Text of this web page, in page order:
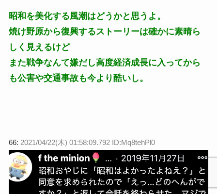
昭和を美化する風潮はどうかと思うよ。
焼け野原から復興するストーリーは確かに素晴ら
しく見えるけど
また戦争なんて嫌だし高度経済成長に入ってから
も公害や交通事故も今より酷いし。
66: 2021/04/22(木) 01:58:09.792 ID:Mq8tehPl0